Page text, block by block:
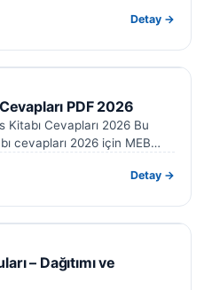
Detay →
PDF 2026
Kitabı Cevapları 2026 Bu
cevapları 2026 için MEB…
Detay →
– Dağıtımı ve